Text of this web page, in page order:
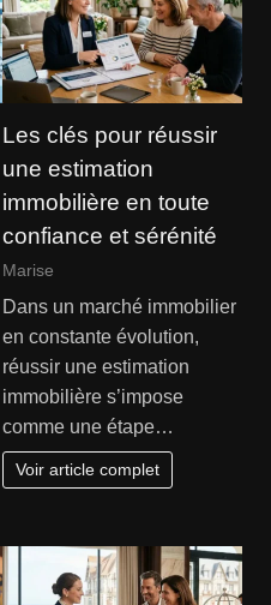
Les clés pour réussir
une estimation
immobilière en toute
confiance et sérénité
Marise
Dans un marché immobilier
en constante évolution,
réussir une estimation
immobilière s’impose
comme une étape…
Voir article complet